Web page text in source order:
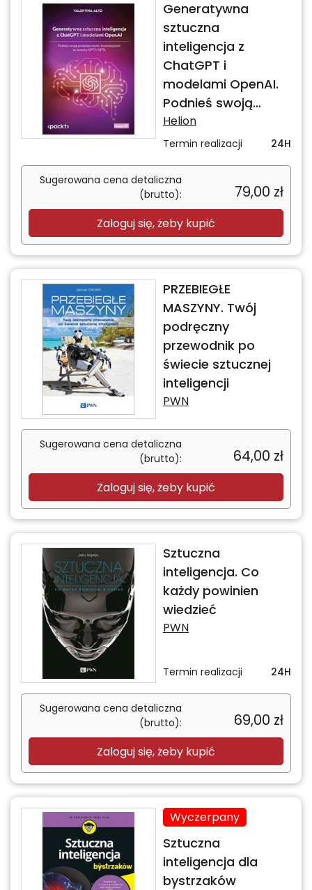
Generatywna
sztuczna
inteligencja z
ChatGPT i
modelami OpenAI.
Podnieś swoją
produktywność i
innowacyjność za
GPT4
Helion
Termin realizacji 24H
Sugerowana cena detaliczna
(brutto):
79,00 zł
Zaloguj się, żeby kupić
PRZEBIEGŁE
MASZYNY. Twój
podręczny
przewodnik po
świecie sztucznej
inteligencji
PWN
Sugerowana cena detaliczna
(brutto):
64,00 zł
Zaloguj się, żeby kupić
Sztuczna
inteligencja. Co
każdy powinien
wiedzieć
PWN
Termin realizacji 24H
Sugerowana cena detaliczna
(brutto):
69,00 zł
Zaloguj się, żeby kupić
Wyczerpany
Sztuczna
inteligencja dla
bystrzaków